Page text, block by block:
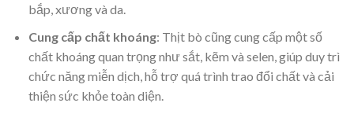
bắp, xương và da.
Cung cấp chất khoáng: Thịt bò cũng cung cấp một số
chất khoáng quan trọng như sắt, kẽm và selen, giúp duy trì
chức năng miễn dịch, hỗ trợ quá trình trao đổi chất và cải
thiện sức khỏe toàn diện.